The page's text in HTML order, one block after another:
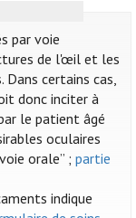
par voie
de l'œil et les
Dans certains cas,
donc inciter à
le patient âgé
oculaires
orale” ;partie
indique